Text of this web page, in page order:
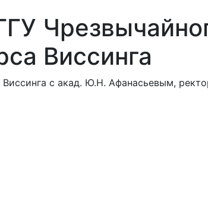
Виссинга
с акад. Ю.Н. Афанасьевым,